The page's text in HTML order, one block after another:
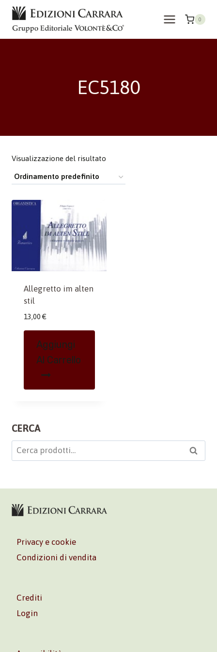
Salta
contenuto
0
EC5180
Visualizzazione del risultato
Allegretto im alten
stil
13,00 €
Aggiungi
Al Carrello
CERCA
Cerca: Cerca
Privacy e cookie
Condizioni di vendita
Crediti
Login